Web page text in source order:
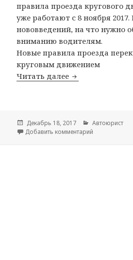
правила проезда кругового
уже работают с 8 ноября
нововведений, на что нужно
вниманию водителям.
Новые правила проезда
круговым движением
Читать далее Новые правила
Опубликовано
Декабрь 18, 2017 Рубрики
Автоюрист
Добавить комментарий